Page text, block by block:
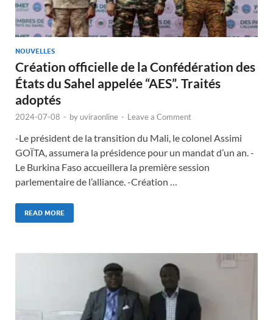
NOUVELLES
Création officielle de la Confédération des
États du Sahel appelée “AES”. Traités
adoptés
2024-07-08 - byuviraonline - Leave a Comment
-Le président de la transition du Mali, le colonel Assimi
GOÏTA, assumera la présidence pour un mandat d’un an. -
Le Burkina Faso accueillera la première session
parlementaire de l’alliance. -Création …
READ MORE